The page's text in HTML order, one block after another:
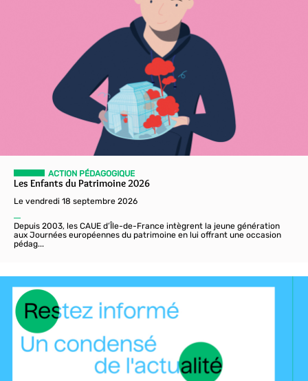
ACTION PÉDAGOGIQUE
Les Enfants du Patrimoine 2026
Le vendredi 18 septembre 2026
Depuis 2003, les CAUE d’Île-de-France intègrent la jeune génération
aux Journées européennes du patrimoine en lui offrant une occasion
pédag...